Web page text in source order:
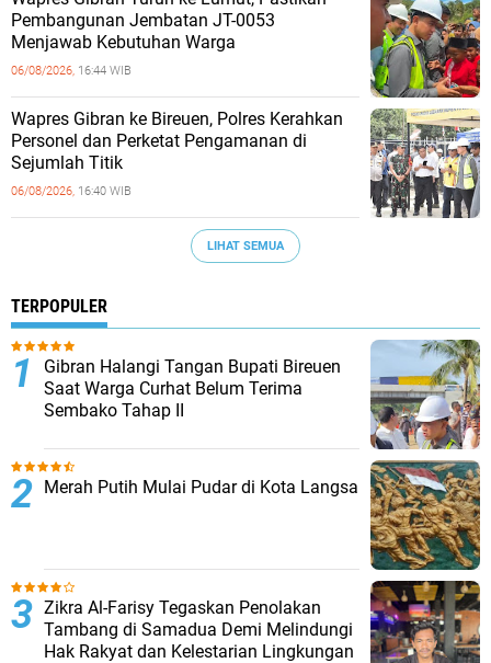
Pembangunan Jembatan JT-0053
Menjawab Kebutuhan Warga
06/08/2026, 16:44 WIB
Wapres Gibran ke Bireuen, Polres Kerahkan
Personel dan Perketat Pengamanan di
Sejumlah Titik
06/08/2026, 16:40 WIB
LIHAT SEMUA
TERPOPULER
Gibran Halangi Tangan Bupati Bireuen
Saat Warga Curhat Belum Terima
Sembako Tahap II
Merah Putih Mulai Pudar di Kota Langsa
Zikra Al-Farisy Tegaskan Penolakan
Tambang di Samadua Demi Melindungi
Hak Rakyat dan Kelestarian Lingkungan